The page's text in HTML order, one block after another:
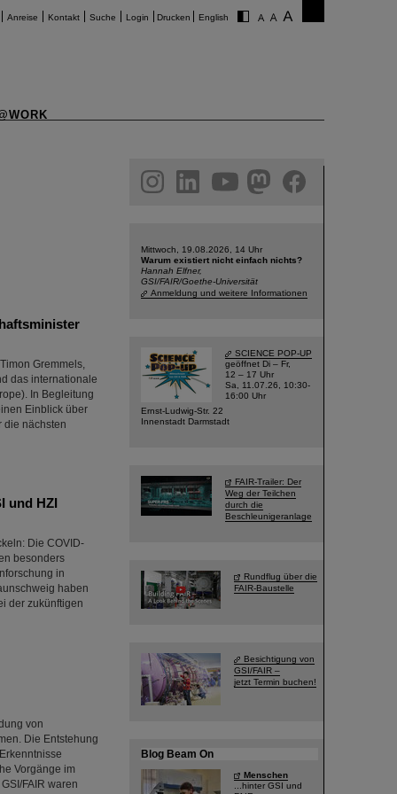
Anreise Kontakt Suche Login Drucken English
Gremmels,
das internationale
In Begleitung
Einblick über
die nächsten
und HZI
Die COVID-
besonders
in
haben
der zukünftigen
von
Die Entstehung
Vorgänge im
FAIR waren
facebook
Mittwoch, 19.08.2026, 14 Uhr
Warum existiert nicht einfach nichts?
Hannah Elfner,
GSI/FAIR/Goethe-Universität
Anmeldung und weitere Informationen
SCIENCE POP-UP
geöffnet Di – Fr,
12 – 17 Uhr
Sa, 11.07.26, 10:30-
16:00 Uhr
Ernst-Ludwig-Str. 22
Innenstadt Darmstadt
FAIR-Trailer: Der
Weg der Teilchen
durch die
Beschleunigeranlage
Rundflug über die
FAIR-Baustelle
Besichtigung von
GSI/FAIR –
jetzt Termin buchen!
Blog Beam On
Menschen
...hinter GSI und